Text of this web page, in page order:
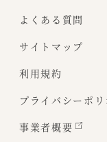
よくある質問
サイトマップ
利用規約
プライバシーポリ
事業者概要